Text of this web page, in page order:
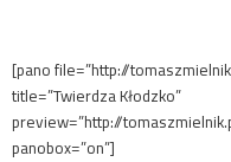
[pano file=”http://
title=”Twierdza Kłodzko”
preview=”http://
panobox=”on”]